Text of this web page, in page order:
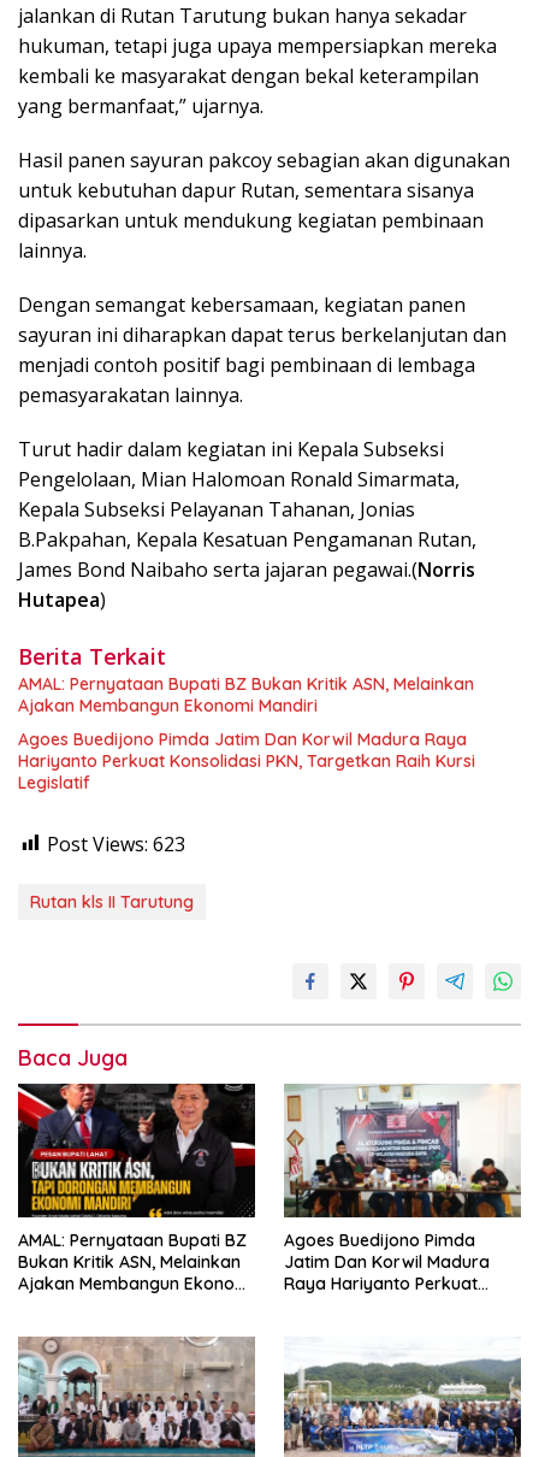
jalankan di Rutan Tarutung bukan hanya sekadar
hukuman, tetapi juga upaya mempersiapkan mereka
kembali ke masyarakat dengan bekal keterampilan
yang bermanfaat,” ujarnya.
Hasil panen sayuran pakcoy sebagian akan digunakan
untuk kebutuhan dapur Rutan, sementara sisanya
dipasarkan untuk mendukung kegiatan pembinaan
lainnya.
Dengan semangat kebersamaan, kegiatan panen
sayuran ini diharapkan dapat terus berkelanjutan dan
menjadi contoh positif bagi pembinaan di lembaga
pemasyarakatan lainnya.
Turut hadir dalam kegiatan ini Kepala Subseksi
Pengelolaan, Mian Halomoan Ronald Simarmata,
Kepala Subseksi Pelayanan Tahanan, Jonias
B.Pakpahan, Kepala Kesatuan Pengamanan Rutan,
James Bond Naibaho serta jajaran pegawai.(Norris
Hutapea)
Berita Terkait
AMAL: Pernyataan Bupati BZ Bukan Kritik ASN, Melainkan
Ajakan Membangun Ekonomi Mandiri
Agoes Buedijono Pimda Jatim Dan Korwil Madura Raya
Hariyanto Perkuat Konsolidasi PKN, Targetkan Raih Kursi
Legislatif
Post Views: 623
Rutan kls II Tarutung
Baca Juga
AMAL: Pernyataan Bupati BZ
Bukan Kritik ASN, Melainkan
Ajakan Membangun Ekonomi
Agoes Buedijono Pimda
Jatim Dan Korwil Madura
Raya Hariyanto Perkuat